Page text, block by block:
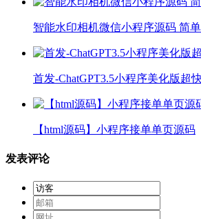
智能水印相机微信小程序源码 简
首发-ChatGPT3.5小程序美化版超
【html源码】小程序接单单页源码
发表评论